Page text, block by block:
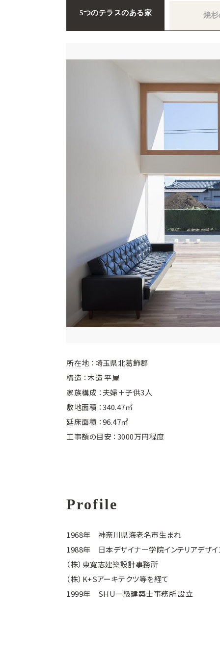
5つのテラスのある家 焼
所在地 ：埼玉県北葛飾郡
構造 ：木造 平屋
家族構成 ：夫婦＋子供3人
敷地面積 ：340.47㎡
延床面積 ：96.47㎡
工事額の目安 ：3000万円程度
Profile
1968年 神奈川県海老名市生まれ
1988年 日本デザイナー学院インテリアデザ
（株）東寛志建築設計事務所
（株）K+Sアーキテクツ等を経て
1999年 SHU一級建築士事務所設立